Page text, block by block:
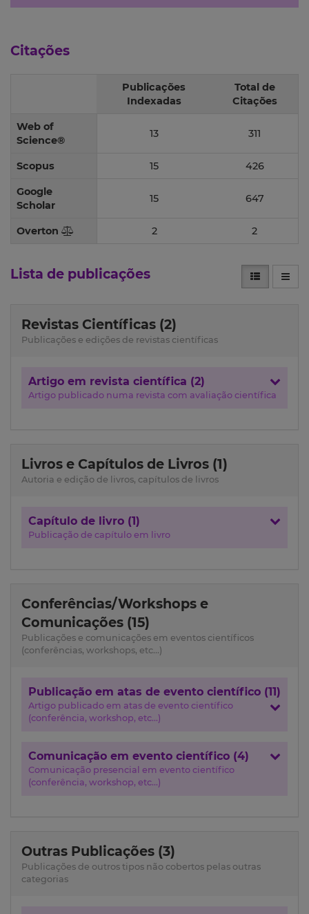
Citações
Publicações
Indexadas
Total de
Citações
Web of
Science®
13 311
Scopus 15 426
Google
Scholar
15 647
Overton 2 2
Lista de publicações
Revistas Científicas (2)
Publicações e edições de revistas científicas
Artigo em revista científica (2)
Artigo publicado numa revista com avaliação científica
Livros e Capítulos de Livros (1)
Autoria e edição de livros, capítulos de livros
Capítulo de livro (1)
Publicação de capítulo em livro
Conferências/Workshops e
Comunicações (15)
Publicações e comunicações em eventos científicos
(conferências, workshops, etc...)
Publicação em atas de evento científico (11)
Artigo publicado em atas de evento científico
(conferência, workshop, etc...)
Comunicação em evento científico (4)
Comunicação presencial em evento científico
(conferência, workshop, etc...)
Outras Publicações (3)
Publicações de outros tipos não cobertos pelas outras
categorias